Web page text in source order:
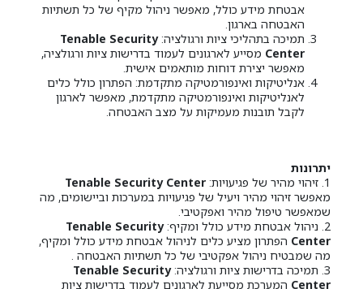
אבטחת מידע כולל, מאפשר ניהול מקיף של כל תשתיות
האבטחה בארגון.
תמיכה בתהליכי ציות ורגולציה:Tenable Security
Center מסייע לארגונים לעמוד בדרישות ציות ורגולציה,
מאפשר יצירת דוחות מותאמים אישית.
אנליטיקות ואינפורמטיקה מתקדמת: הפתרון כולל כלים
לאנליטיקות ואינפורמטיקה מתקדמת, מאפשר לארגון
לקבל תובנות מעמיקות על מצב האבטחה.
יתרונות
1. זיהוי מהיר של פגיעויות:
Tenable Security Center
מאפשר זיהוי מהיר ויעיל של פגיעויות במערכות וביישומים, מה
שמאפשר טיפול מהיר ואפקטיבי.
2. ניהול אבטחת מידע כולל ומקיף:
Tenable Security
Center הפתרון מציע כלים לניהול אבטחת מידע כולל ומקיף,
מה שמבטיח ניהול אפקטיבי של כל תשתיות האבטחה .
3. תמיכה בדרישות ציות ורגולציה:
Tenable Security
Center המערכת מסייעת לארגונים לעמוד בדרישות ציות